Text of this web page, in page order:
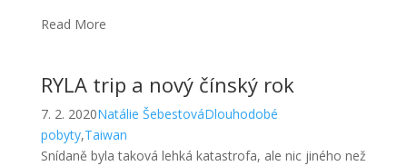
Read More
RYLA trip a nový čínský rok
7. 2. 2020Natálie ŠebestováDlouhodobé
pobyty,Taiwan
Snídaně byla taková lehká katastrofa, ale nic jiného než